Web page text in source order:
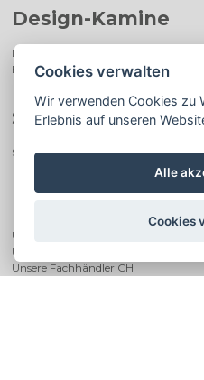
Design-Kamine
Design-Kamine
Elektrische Design-Kamine
Speicheröfen
Speicheröfen
Kontakt
Unsere Fachhändler DE
Unsere Fachhändler AT
Unsere Fachhändler CH
Cookies verwalten
Wir verwenden Cookies zu
Erlebnis auf unseren
Alle
Cookies